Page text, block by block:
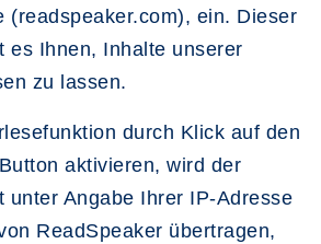
(readspeaker.com), ein. Dieser
es Ihnen, Inhalte unserer
zu lassen.
durch Klick auf den
aktivieren, wird der
unter Angabe Ihrer IP-Adresse
ReadSpeaker übertragen,